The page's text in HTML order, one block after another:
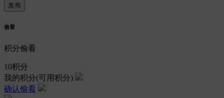
偷看
积分偷看
10积分
我的积分(可用积分)
确认偷看